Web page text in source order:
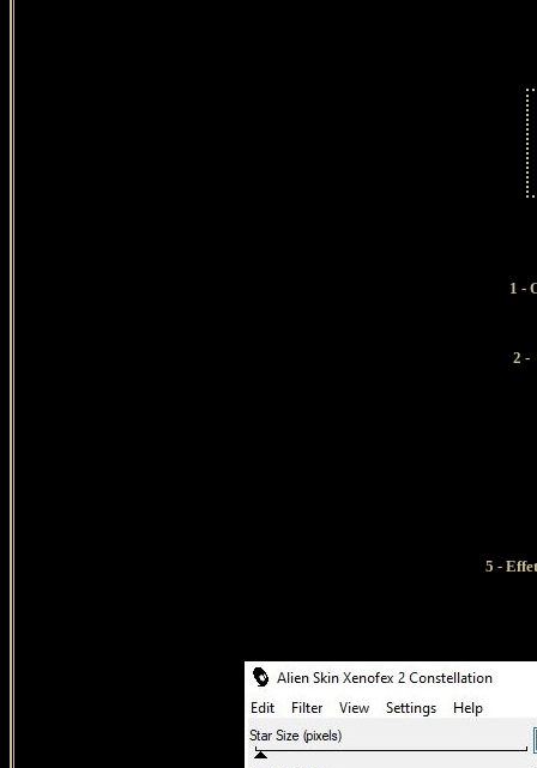
1 -
2 -
5 -